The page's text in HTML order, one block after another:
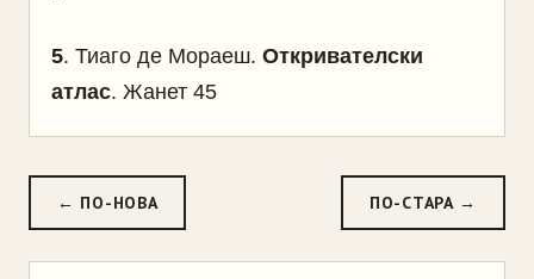
5. Тиаго де Мораеш. Откривателски
атлас. Жанет 45
← ПО-НОВА ПО-СТАРА →